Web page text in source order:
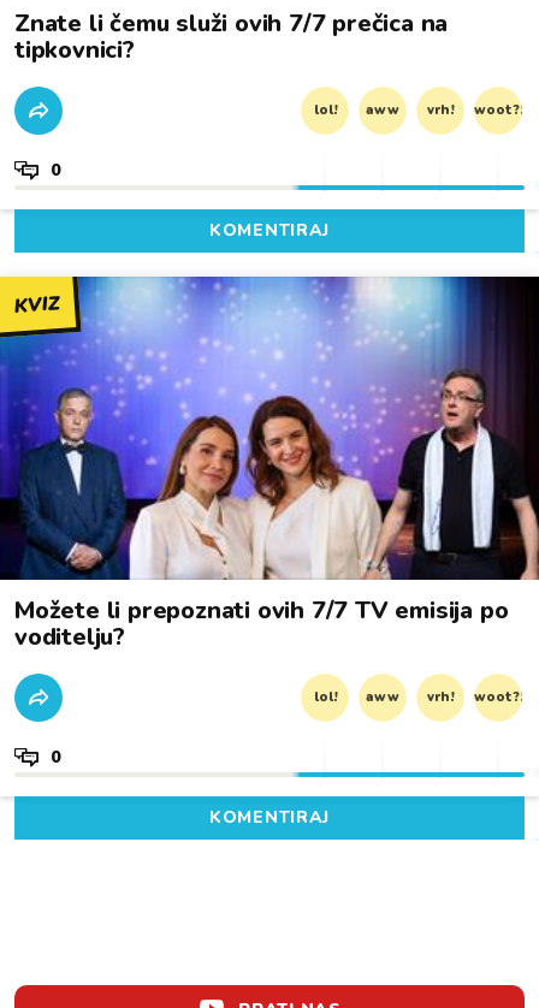
Znate li čemu služi ovih 7/7 prečica na
tipkovnici?
lol! aww vrh! woot?!
0
KOMENTIRAJ
KVIZ
Možete li prepoznati ovih 7/7 TV emisija po
voditelju?
lol! aww vrh! woot?!
0
KOMENTIRAJ